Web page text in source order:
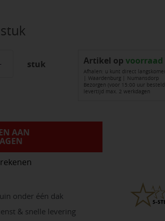
stuk Artikel op voorraad
Afhalen: u kunt direct
| Waardenburg | Numansdorp
Bezorgen (voor 15:00 uur
levertijd max. 2 werkdagen
AAN
onder één dak
& snelle levering